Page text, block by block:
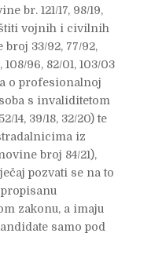
br. 121/17, 98/19,
vojnih i civilnih
33/92, 77/92,
108/96, 82/01, 103/03
o profesionalnoj
s invaliditetom
14, 39/18, 32/20) te
iz
broj 84/21),
pozvati se na to
zakonu, a imaju
samo pod